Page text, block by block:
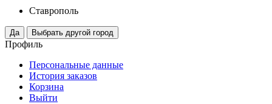
Ставрополь
Профиль
Персональные данные
История заказов
Корзина
Выйти